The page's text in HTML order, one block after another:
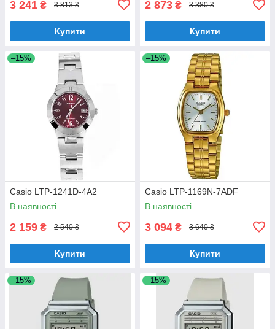
3 241 ₴ 3 813 ₴
Купити
2 873 ₴ 3 380 ₴
Купити
–15%
Casio LTP-1241D-4A2
В наявності
2 159 ₴ 2 540 ₴
Купити
–15%
Casio LTP-1169N-7ADF
В наявності
3 094 ₴ 3 640 ₴
Купити
–15% –15%